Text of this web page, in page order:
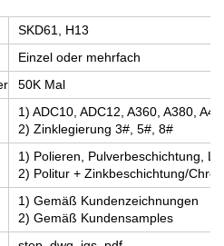
SKD61, H13
Einzel oder mehrfach
50K Mal
1) ADC10, ADC12, A360, A380,
2) Zinklegierung 3#, 5#, 8#
1) Polieren, Pulverbeschichtung,
2) Politur + Zinkbeschichtung/
1) Gemäß Kundenzeichnungen
2) Gemäß Kundensamples